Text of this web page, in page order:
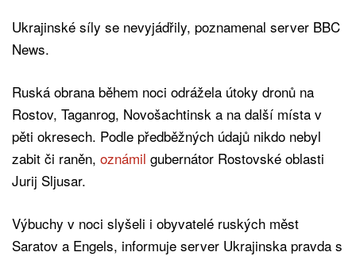
Ukrajinské síly se nevyjádřily, poznamenal server BBC
News.
Ruská obrana během noci odrážela útoky dronů na
Rostov, Taganrog, Novošachtinsk a na další místa v
pěti okresech. Podle předběžných údajů nikdo nebyl
zabit či raněn, oznámil gubernátor Rostovské oblasti
Jurij Sljusar.
Výbuchy v noci slyšeli i obyvatelé ruských měst
Saratov a Engels, informuje server Ukrajinska pravda s